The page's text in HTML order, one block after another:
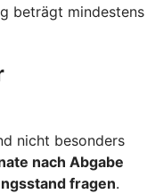
beträgt mindestens
nicht besonders
nach Abgabe
fragen.